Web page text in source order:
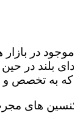
در
بلند در
تخصص و
های